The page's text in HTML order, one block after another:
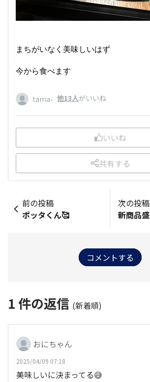
まちがいなく美味しいはず
今から食べます
tama、 他13人がいいね
いいね
共有する
前の投稿
ポッタくん🥰
次の投稿
コメントする
1 件の返信 (新着順)
おにちゃん
2025/04/09 07:18
美味しいに決まってる😅